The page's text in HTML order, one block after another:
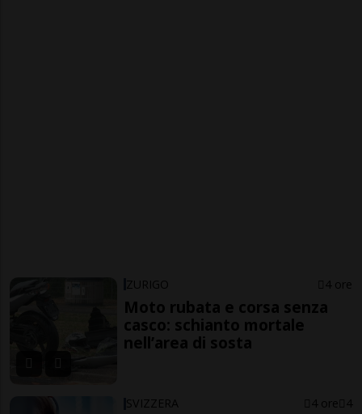
ZURIGO 4 ore
Moto rubata e corsa senza
casco: schianto mortale
nell’area di sosta
SVIZZERA 4 ore 4